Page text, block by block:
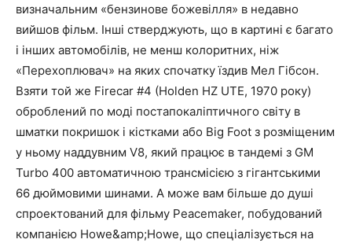
визначальним «бензинове божевілля» в недавно
вийшов фільм. Інші стверджують, що в картині є багато
і інших автомобілів, не менш колоритних, ніж
«Перехоплювач» на яких спочатку їздив Мел Гібсон.
Взяти той же Firecar #4 (Holden HZ UTE, 1970 року)
оброблений по моді постапокаліптичного світу в
шматки покришок і кістками або Big Foot з розміщеним
у ньому наддувним V8, який працює в тандемі з GM
Turbo 400 автоматичною трансмісією з гігантськими
66 дюймовими шинами. А може вам більше до душі
спроектований для фільму Peacemaker, побудований
компанією Howe&amp;Howe, що спеціалізується на